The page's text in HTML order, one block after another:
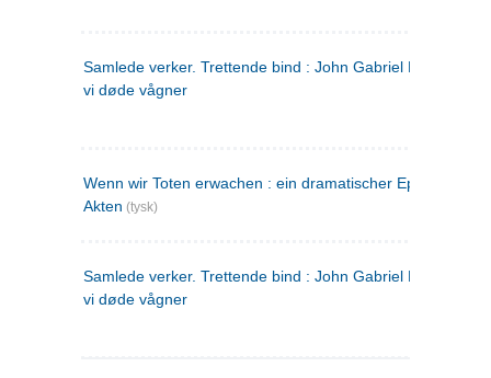
Samlede verker. Trettende bind : John Gabriel Borkman ;
vi døde vågner
Wenn wir Toten erwachen : ein dramatischer Epilog in drei
Akten (tysk)
Samlede verker. Trettende bind : John Gabriel Borkman ;
vi døde vågner